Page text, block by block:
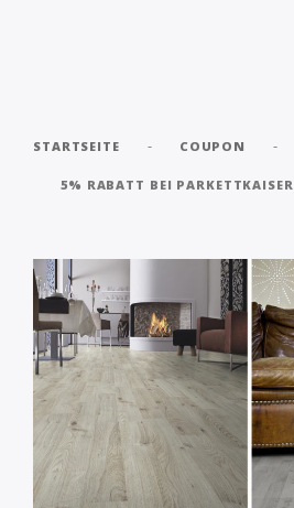
STARTSEITE - COUPON -
5% RABATT BEI PARKETTKAISER